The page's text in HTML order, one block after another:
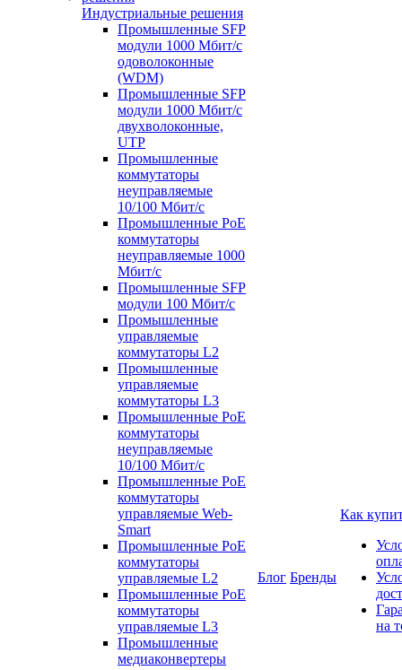
Индустриальные решения
Промышленные SFP
модули 1000 Мбит/c
одоволоконные
(WDM)
Промышленные SFP
модули 1000 Мбит/c
двухволоконные,
UTP
Промышленные
коммутаторы
неуправляемые
10/100 Мбит/с
Промышленные PoE
коммутаторы
неуправляемые 1000
Мбит/с
Промышленные SFP
модули 100 Мбит/c
Промышленные
управляемые
коммутаторы L2
Промышленные
управляемые
коммутаторы L3
Промышленные PoE
коммутаторы
неуправляемые
10/100 Мбит/с
Промышленные PoE
коммутаторы
управляемые Web-
Smart
Промышленные PoE
коммутаторы
управляемые L2
Промышленные PoE
коммутаторы
управляемые L3
Промышленные
медиаконвертеры
Блог Бренды
Как
на